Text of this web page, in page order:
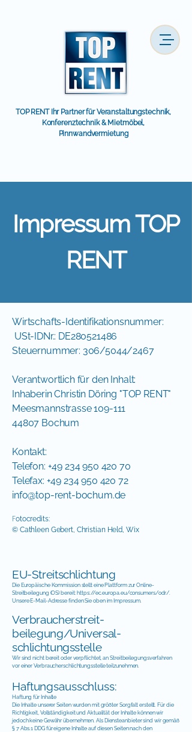
TOP RENT Ihr Partner für Veranstaltungstechnik,
Konferenztechnik & Mietmöbel,
Pinnwandvermietung
Impressum TOP
RENT
Wirtschafts-Identifikationsnummer:
USt-IDNr.: DE280521486
Steuernummer: 306/5044/2467
Verantwortlich für den Inhalt:
Inhaberin Christin Döring "TOP RENT"
Meesmannstrasse 109-111
44807 Bochum
Kontakt:
Telefon: +49 234 950 420 70
Telefax: +49 234 950 420 72
info@top-rent-bochum.de
Fotocredits:
© Cathleen Gebert, Christian Held, Wix
EU-Streitschlichtung
Die Europäische Kommission stellt eine Plattform zur Online-
Streitbeilegung (OS) bereit: https://ec.europa.eu/consumers/odr/.
Unsere E-Mail-Adresse finden Sie oben im Impressum.
Verbraucher­streit­
beilegung/Universal­
schlichtungs­stelle
Wir sind nicht bereit oder verpflichtet, an Streitbeilegungsverfahren
vor einer Verbraucherschlichtungsstelle teilzunehmen.
Haftungsausschluss:
Haftung für Inhalte
Die Inhalte unserer Seiten wurden mit größter Sorgfalt erstellt. Für die
Richtigkeit, Vollständigkeit und Aktualität der Inhalte können wir
jedoch keine Gewähr übernehmen. Als Diensteanbieter sind wir gemäß
§ 7 Abs.1 DDG für eigene Inhalte auf diesen Seiten nach den